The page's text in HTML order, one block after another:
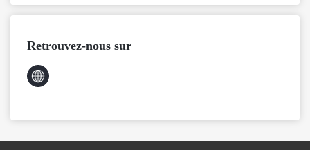
Retrouvez-nous sur